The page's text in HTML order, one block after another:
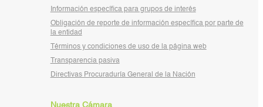
Información específica para grupos de interés
Obligación de reporte de información específica por parte de
la entidad
Términos y condiciones de uso de la página web
Transparencia pasiva
Directivas Procuraduría General de la Nación
Nuestra Cámara